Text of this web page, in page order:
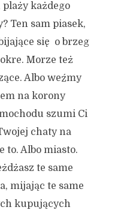
każdego
Ten sam piasek,
się o brzeg
Morze też
Albo weźmy
na korony
szumi Ci
chaty na
to. Albo miasto.
te same
mijając te same
kupujących